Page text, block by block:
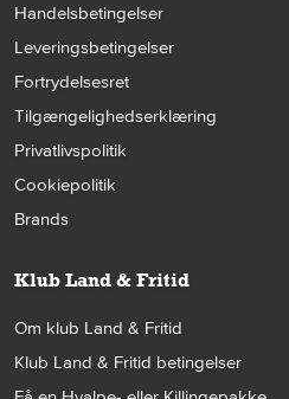
Handelsbetingelser
Leveringsbetingelser
Fortrydelsesret
Tilgængelighedserklæring
Privatlivspolitik
Cookiepolitik
Brands
Klub Land & Fritid
Om klub Land & Fritid
Klub Land & Fritid betingelser